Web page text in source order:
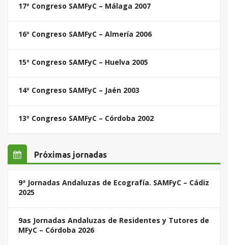
17º Congreso SAMFyC – Málaga 2007
16º Congreso SAMFyC – Almería 2006
15º Congreso SAMFyC – Huelva 2005
14º Congreso SAMFyC – Jaén 2003
13º Congreso SAMFyC – Córdoba 2002
Próximas jornadas
9ª Jornadas Andaluzas de Ecografía. SAMFyC – Cádiz
2025
9as Jornadas Andaluzas de Residentes y Tutores de
MFyC – Córdoba 2026